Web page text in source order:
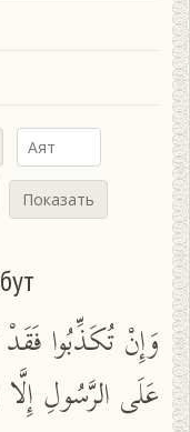
Показать
وَإِنْ تُكَذِّبُوا
عَلَى الرَّسُولِ إِلَّا